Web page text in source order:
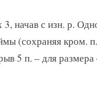
начав с изн. р.
(сохраняя кром.
5 п. – для